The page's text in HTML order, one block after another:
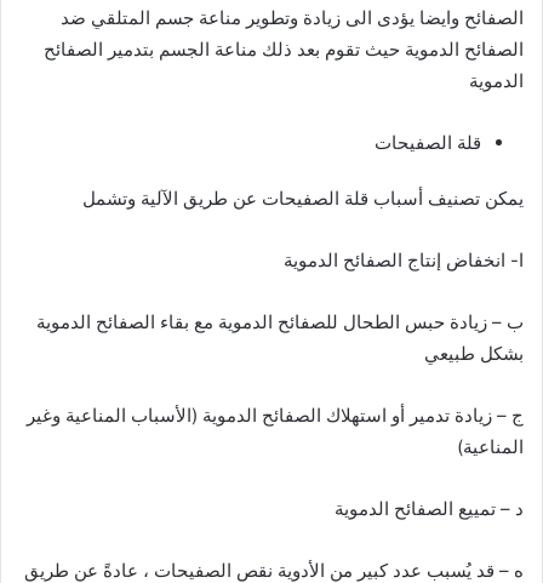
الصفائح وايضا يؤدى الى زيادة وتطوير مناعة جسم المتلقي ضد
الصفائح الدموية حيث تقوم بعد ذلك مناعة الجسم بتدمير الصفائح
الدموية
قلة الصفيحات
يمكن تصنيف أسباب قلة الصفيحات عن طريق الآلية وتشمل
ا- انخفاض إنتاج الصفائح الدموية
ب – زيادة حبس الطحال للصفائح الدموية مع بقاء الصفائح الدموية
بشكل طبيعي
ج – زيادة تدمير أو استهلاك الصفائح الدموية (الأسباب المناعية وغير
المناعية)
د – تمييع الصفائح الدموية
ه – قد يُسبب عدد كبير من الأدوية نقص الصفيحات ، عادةً عن طريق